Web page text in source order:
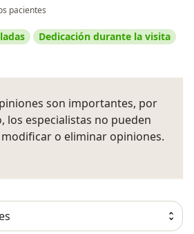
pacientes
Dedicación durante la visita
son importantes, por
los especialistas no pueden
o eliminar opiniones.